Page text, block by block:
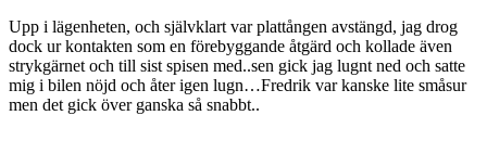
Upp i lägenheten, och självklart var plattången avstängd, jag drog
dock ur kontakten som en förebyggande åtgärd och kollade även
strykgärnet och till sist spisen med..sen gick jag lugnt ned och satte
mig i bilen nöjd och åter igen lugn…Fredrik var kanske lite småsur
men det gick över ganska så snabbt..